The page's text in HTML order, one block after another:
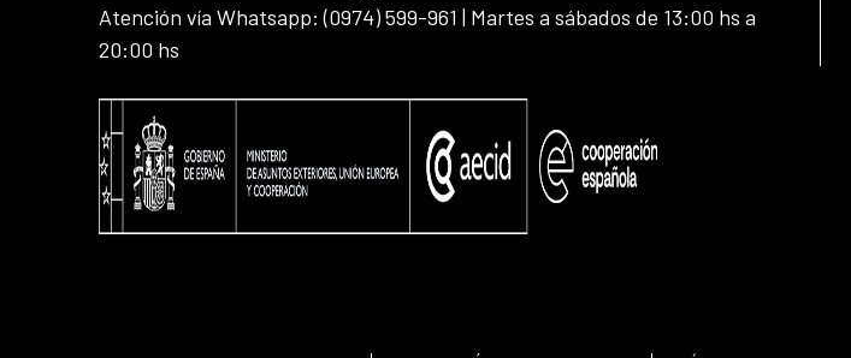
Atención vía Whatsapp: (0974) 599-961 | Martes a sábados de 13:00 hs a
20:00 hs